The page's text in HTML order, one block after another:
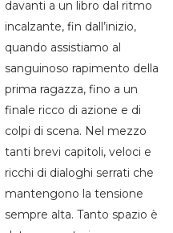
davanti a un libro dal ritmo
incalzante, fin dall’inizio,
quando assistiamo al
sanguinoso rapimento della
prima ragazza, fino a un
finale ricco di azione e di
colpi di scena. Nel mezzo
tanti brevi capitoli, veloci e
ricchi di dialoghi serrati che
mantengono la tensione
sempre alta. Tanto spazio è